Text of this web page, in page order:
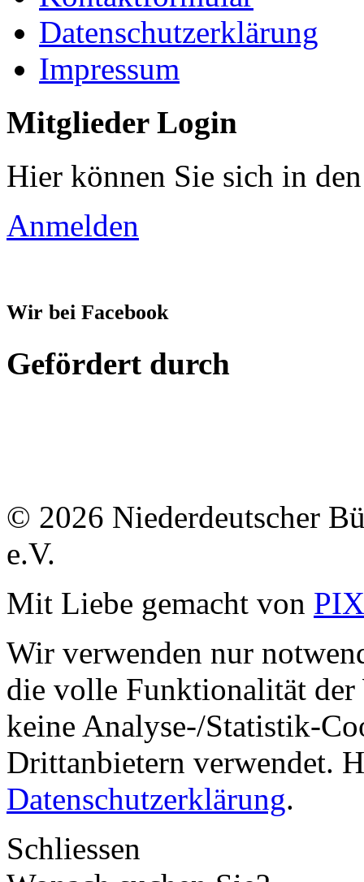
Datenschutzerklärung
Impressum
Mitglieder Login
Hier können Sie sich in
Anmelden
Wir bei Facebook
Gefördert durch
© 2026 Niederdeutscher
e.V.
Mit Liebe gemacht von
Wir verwenden nur
die volle Funktionalität der
keine Analyse-/Statistik-
Drittanbietern verwendet.
Datenschutzerklärung.
Schliessen